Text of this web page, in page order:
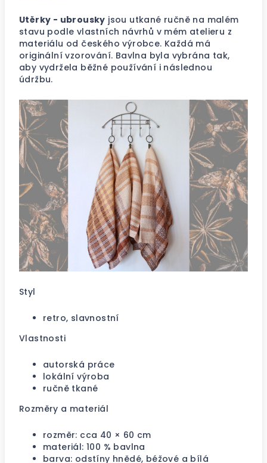
Utěrky - ubrousky jsou utkané ručně na malém
stavu podle vlastních návrhů v mém atelieru z
materiálu od českého výrobce. Každá má
originální vzorování. Bavlna byla vybrána tak,
aby vydržela běžné používání i následnou
údržbu.
Styl
retro, slavnostní
Vlastnosti
autorská práce
lokální výroba
ručně tkané
Rozměry a materiál
rozměr: cca 40 × 60 cm
materiál: 100 % bavlna
barva: odstíny hnědé, béžové a bílá